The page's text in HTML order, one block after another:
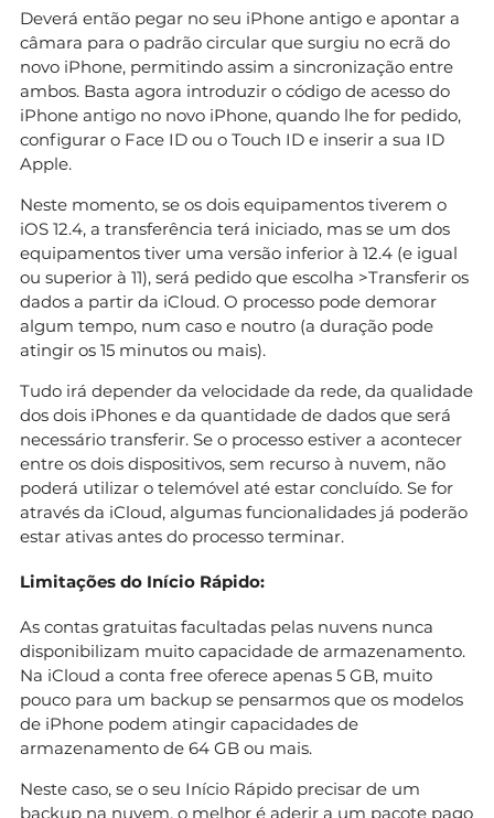
Deverá então pegar no seu iPhone antigo e apontar a
câmara para o padrão circular que surgiu no ecrã do
novo iPhone, permitindo assim a sincronização entre
ambos. Basta agora introduzir o código de acesso do
iPhone antigo no novo iPhone, quando lhe for pedido,
configurar o Face ID ou o Touch ID e inserir a sua ID
Apple.
Neste momento, se os dois equipamentos tiverem o
iOS 12.4, a transferência terá iniciado, mas se um dos
equipamentos tiver uma versão inferior à 12.4 (e igual
ou superior à 11), será pedido que escolha >Transferir os
dados a partir da iCloud. O processo pode demorar
algum tempo, num caso e noutro (a duração pode
atingir os 15 minutos ou mais).
Tudo irá depender da velocidade da rede, da qualidade
dos dois iPhones e da quantidade de dados que será
necessário transferir. Se o processo estiver a acontecer
entre os dois dispositivos, sem recurso à nuvem, não
poderá utilizar o telemóvel até estar concluído. Se for
através da iCloud, algumas funcionalidades já poderão
estar ativas antes do processo terminar.
Limitações do Início Rápido:
As contas gratuitas facultadas pelas nuvens nunca
disponibilizam muito capacidade de armazenamento.
Na iCloud a conta free oferece apenas 5 GB, muito
pouco para um backup se pensarmos que os modelos
de iPhone podem atingir capacidades de
armazenamento de 64 GB ou mais.
Neste caso, se o seu Início Rápido precisar de um
backup na nuvem, o melhor é aderir a um pacote pago